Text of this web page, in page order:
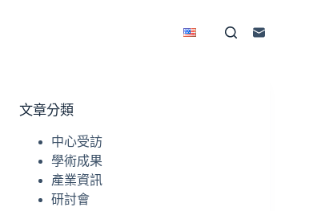
文章分類
中心受訪
學術成果
產業資訊
研討會